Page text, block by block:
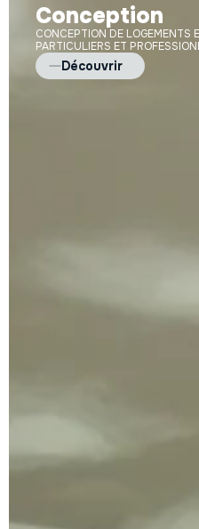
Conception
CONCEPTION DE LOGEMENTS
PARTICULIERS ET
Découvrir